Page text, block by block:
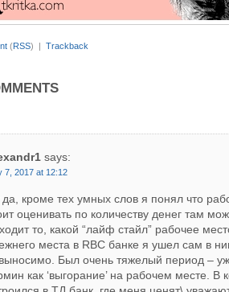
(RSS) | Trackback
says:
7, 2017 at 12:12
кроме тех умных слов я понял что
оценивать по количеству денег там
то, какой “лайф стайл” рабочее
места в RBC банке я ушел сам в
Был очень тяжелый период –
как ‘выгорание’ на рабочем месте. В